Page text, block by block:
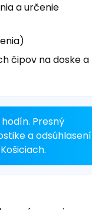
a určenie
čipov na doske a
Presný
a odsúhlasení